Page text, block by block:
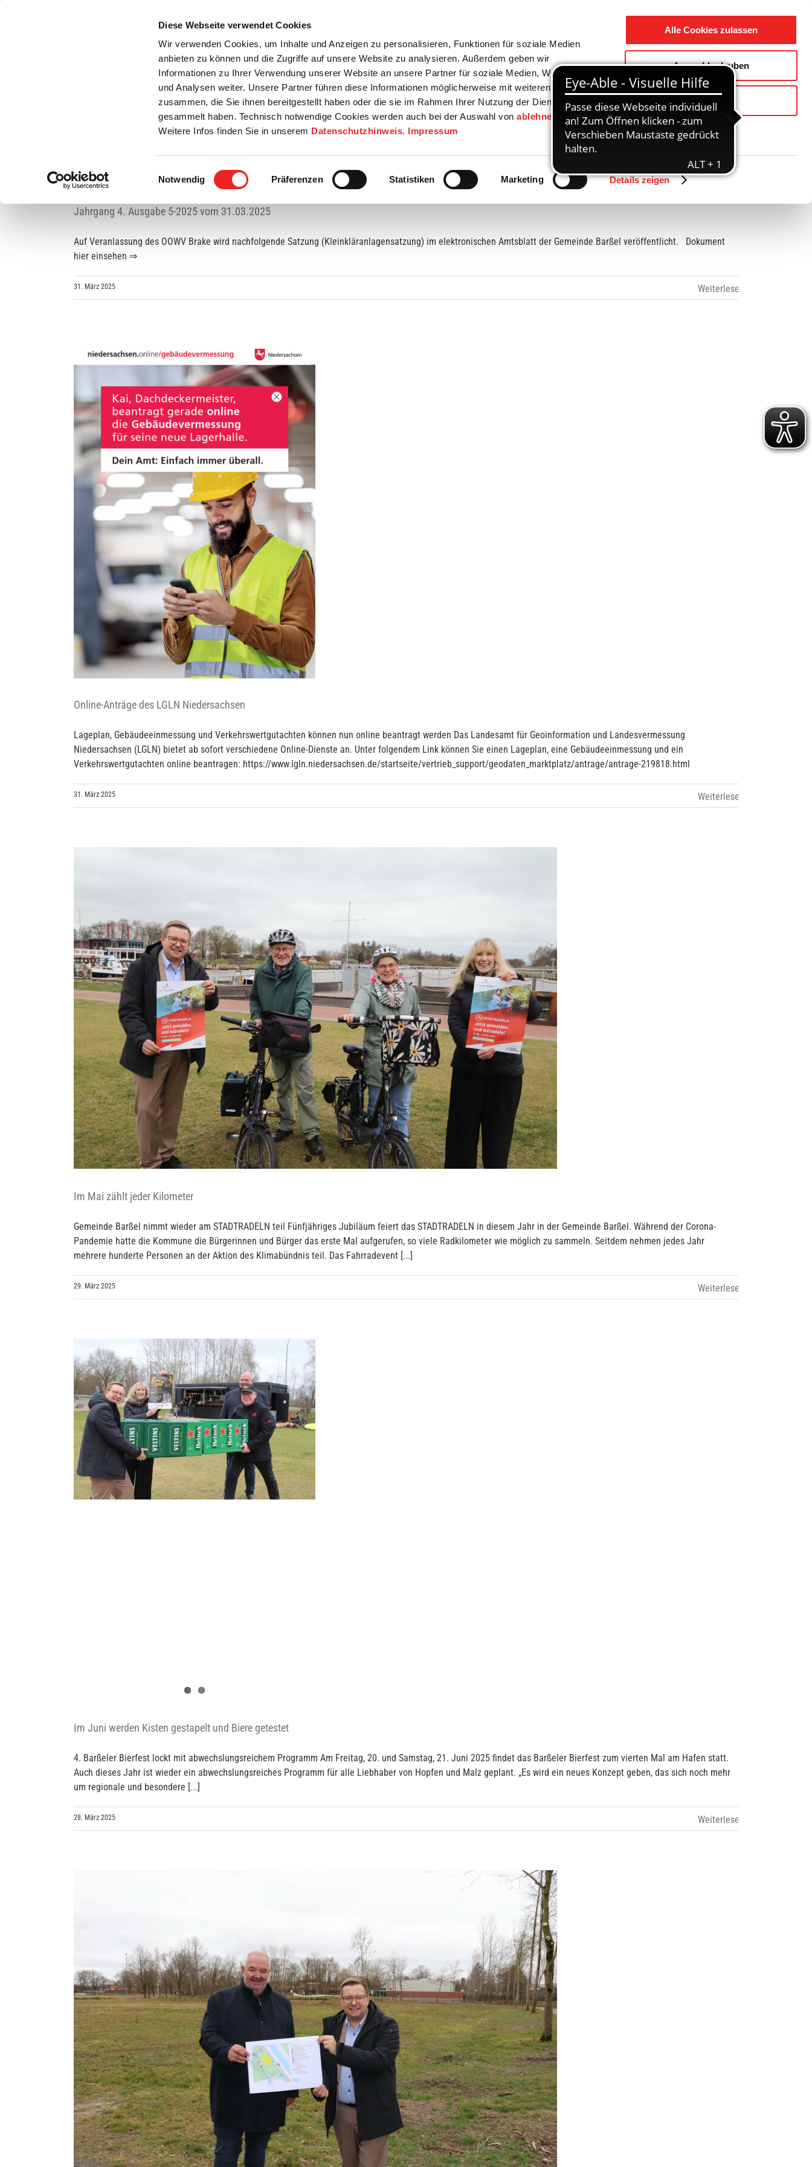
Diese Webseite verwendet Cookies
Wir verwenden Cookies, um Inhalte und Anzeigen zu personalisieren, Funktionen für soziale Medien
anbieten zu können und die Zugriffe auf unsere Website zu analysieren. Außerdem geben wir
Informationen zu Ihrer Verwendung unserer Website an unsere Partner für soziale Medien, Werbung
und Analysen weiter. Unsere Partner führen diese Informationen möglicherweise mit weiteren Daten
zusammen, die Sie ihnen bereitgestellt haben oder die sie im Rahmen Ihrer Nutzung der Dienste
gesammelt haben. Technisch notwendige Cookies werden auch bei der Auswahl vonablehnen
gesetzt.
Weitere Infos finden Sie in unserem Datenschutzhinweis. Impressum
Einwilligungsauswahl
Notwendig Präferenzen Statistiken Marketing Details zeigen
Alle Cookies zulassen
Auswahl erlauben
Ablehnen
Startseite
Bürgerservice Rats- / Bürgerinfo Wirtschaft / Wohnen Bildung / Soziales Touristik / Freizeit Gemeinde / Geschichte
2025 vom
31.03.2025
Jahrgang 4. Ausgabe 5-2025 vom 31.03.2025
Auf Veranlassung des OOWV Brake wird nachfolgende Satzung (Kleinkläranlagensatzung) im elektronischen Amtsblatt der Gemeinde Barßel veröffentlicht. Dokument
hier einsehen ⇒
31. März 2025
Online-Anträge des LGLN Niedersachsen
Lageplan, Gebäudeeinmessung und Verkehrswertgutachten können nun online beantragt werden Das Landesamt für Geoinformation und Landesvermessung
Niedersachsen (LGLN) bietet ab sofort verschiedene Online-Dienste an. Unter folgendem Link können Sie einen Lageplan, eine Gebäudeeinmessung und ein
Verkehrswertgutachten online beantragen: https://www.lgln.niedersachsen.de/startseite/vertrieb_support/geodaten_marktplatz/antrage/antrage-219818.html
31. März 2025
Im Mai zählt jeder Kilometer
Gemeinde Barßel nimmt wieder am STADTRADELN teil Fünfjähriges Jubiläum feiert das STADTRADELN in diesem Jahr in der Gemeinde Barßel. Während der Corona-
Pandemie hatte die Kommune die Bürgerinnen und Bürger das erste Mal aufgerufen, so viele Radkilometer wie möglich zu sammeln. Seitdem nehmen jedes Jahr
mehrere hunderte Personen an der Aktion des Klimabündnis teil. Das Fahrradevent [...]
29. März 2025
Im Juni werden Kisten gestapelt und Biere getestet
4. Barßeler Bierfest lockt mit abwechslungsreichem Programm Am Freitag, 20. und Samstag, 21. Juni 2025 findet das Barßeler Bierfest zum vierten Mal am Hafen statt.
Auch dieses Jahr ist wieder ein abwechslungsreiches Programm für alle Liebhaber von Hopfen und Malz geplant. „Es wird ein neues Konzept geben, das sich noch mehr
um regionale und besondere [...]
28. März 2025